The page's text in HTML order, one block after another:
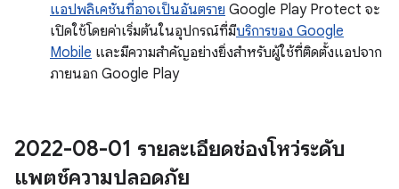
แอปพลิเคชันที่อาจเป็นอันตราย Google Play Protect จะ
เปิดใช้โดยค่าเริ่มต้นในอุปกรณ์ที่มีบริการของ Google
Mobile และมีความสำคัญอย่างยิ่งสำหรับผู้ใช้ที่ติดตั้งแอปจาก
ภายนอก Google Play
2022-08-01 รายละเอียดช่องโหว่ระดับ
แพตช์ความปลอดภัย